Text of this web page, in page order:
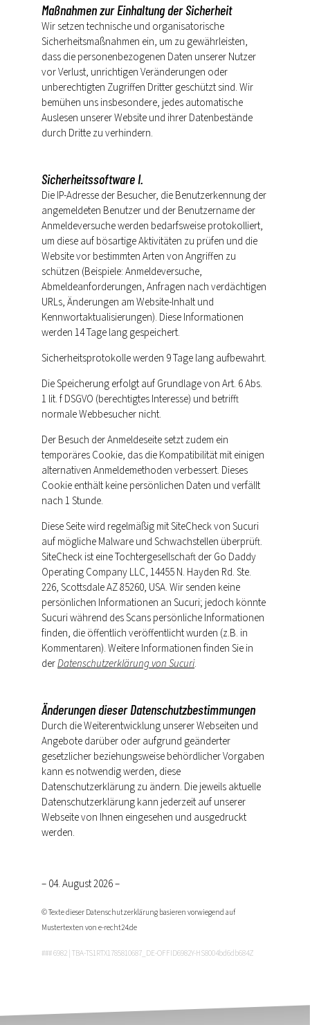
Maßnahmen zur Einhaltung der Sicherheit
Wir setzen technische und organisatorische
Sicherheitsmaßnahmen ein, um zu gewährleisten,
dass die personenbezogenen Daten unserer Nutzer
vor Verlust, unrichtigen Veränderungen oder
unberechtigten Zugriffen Dritter geschützt sind. Wir
bemühen uns insbesondere, jedes automatische
Auslesen unserer Website und ihrer Datenbestände
durch Dritte zu verhindern.
Sicherheitssoftware I.
Die IP-Adresse der Besucher, die Benutzerkennung der
angemeldeten Benutzer und der Benutzername der
Anmeldeversuche werden bedarfsweise protokolliert,
um diese auf bösartige Aktivitäten zu prüfen und die
Website vor bestimmten Arten von Angriffen zu
schützen (Beispiele: Anmeldeversuche,
Abmeldeanforderungen, Anfragen nach verdächtigen
URLs, Änderungen am Website-Inhalt und
Kennwortaktualisierungen). Diese Informationen
werden 14 Tage lang gespeichert.
Sicherheitsprotokolle werden 9 Tage lang aufbewahrt.
Die Speicherung erfolgt auf Grundlage von Art. 6 Abs.
1 lit. f DSGVO (berechtigtes Interesse) und betrifft
normale Webbesucher nicht.
Der Besuch der Anmeldeseite setzt zudem ein
temporäres Cookie, das die Kompatibilität mit einigen
alternativen Anmeldemethoden verbessert. Dieses
Cookie enthält keine persönlichen Daten und verfällt
nach 1 Stunde.
Diese Seite wird regelmäßig mit SiteCheck von Sucuri
auf mögliche Malware und Schwachstellen überprüft.
SiteCheck ist eine Tochtergesellschaft der Go Daddy
Operating Company LLC, 14455 N. Hayden Rd. Ste.
226, Scottsdale AZ 85260, USA. Wir senden keine
persönlichen Informationen an Sucuri; jedoch könnte
Sucuri während des Scans persönliche Informationen
finden, die öffentlich veröffentlicht wurden (z.B. in
Kommentaren). Weitere Informationen finden Sie in
derDatenschutzerklärung von Sucuri.
Änderungen dieser Datenschutzbestimmungen
Durch die Weiterentwicklung unserer Webseiten und
Angebote darüber oder aufgrund geänderter
gesetzlicher beziehungsweise behördlicher Vorgaben
kann es notwendig werden, diese
Datenschutzerklärung zu ändern. Die jeweils aktuelle
Datenschutzerklärung kann jederzeit auf unserer
Webseite von Ihnen eingesehen und ausgedruckt
werden.
– 04. August 2026 –
© Texte dieser Datenschutzerklärung basieren vorwiegend auf
Mustertexten von e-recht24.de
### 6982 |TBA-TS1RTX1785810687_DE-OFFID6982Y-HS8004bd6db684Z